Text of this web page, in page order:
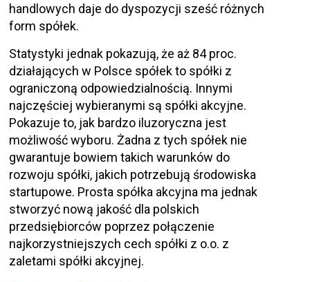
handlowych daje do dyspozycji sześć różnych
form spółek.
Statystyki jednak pokazują, że aż 84 proc.
działających w Polsce spółek to spółki z
ograniczoną odpowiedzialnością. Innymi
najczęściej wybieranymi są spółki akcyjne.
Pokazuje to, jak bardzo iluzoryczna jest
możliwość wyboru. Żadna z tych spółek nie
gwarantuje bowiem takich warunków do
rozwoju spółki, jakich potrzebują środowiska
startupowe. Prosta spółka akcyjna ma jednak
stworzyć nową jakość dla polskich
przedsiębiorców poprzez połączenie
najkorzystniejszych cech spółki z o.o. z
zaletami spółki akcyjnej.